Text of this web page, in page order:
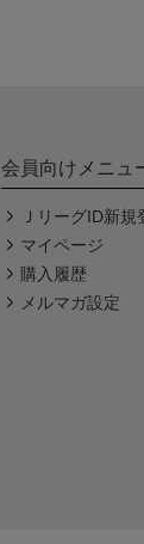
会員向けメニュ
ＪリーグID新規
マイページ
購入履歴
メルマガ設定